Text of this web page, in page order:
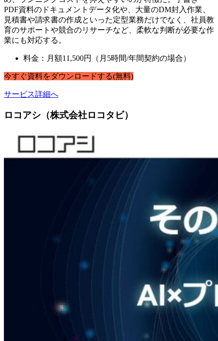
PDF資料のドキュメントデータ化や、大量のDM封入作業、
見積書や請求書の作成といった定型業務だけでなく、社員教
育のサポートや競合のリサーチなど、柔軟な判断が必要な作
業にも対応する。
料金：月額11,500円（月5時間/年間契約の場合）
今すぐ資料をダウンロードする(無料)
サービス詳細へ
ロコアシ（株式会社ロコタビ）